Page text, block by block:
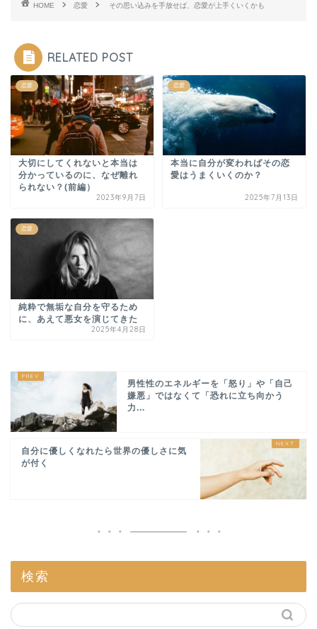
HOME 恋愛 その思い込みを手放せば、恋愛が上手くいくかも
RELATED POST
恋愛
大切にしてくれないと本当は
分かっているのに、なぜ離れ
られない？(前編）
2023年9月7日
恋愛
本当に自分が変わればその恋
愛はうまくいくのか？
2025年7月13日
恋愛
純粋で無垢な自分を守るため
に、あえて悪女を演じてきた
2025年4月28日
男性性のエネルギーを「怒り」や「自己
嫌悪」ではなくて「恐れに立ち向かう
力...
自分に優しくなれたら世界の優しさに気
が付く
検索